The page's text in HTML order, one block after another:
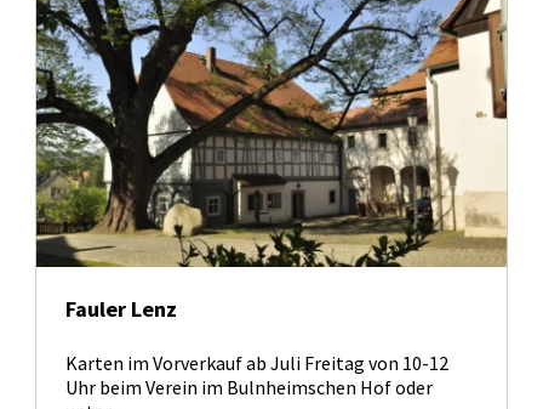
Fauler Lenz
Karten im Vorverkauf ab Juli Freitag von 10-12
Uhr beim Verein im Bulnheimschen Hof oder